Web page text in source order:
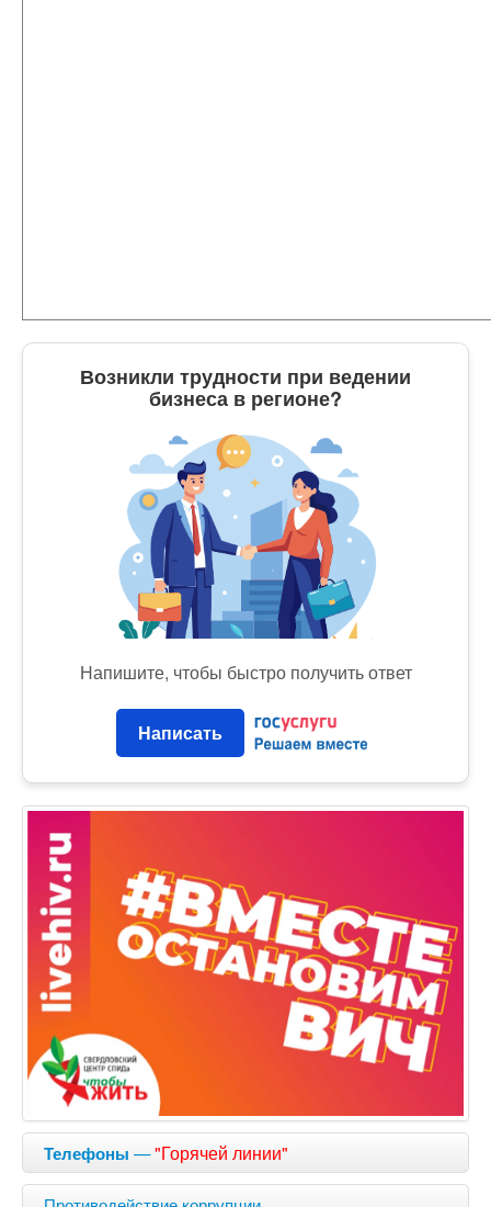
Возникли трудности при ведении
бизнеса в регионе?
Напишите, чтобы быстро получить ответ
Написать
Телефоны —"Горячей линии"